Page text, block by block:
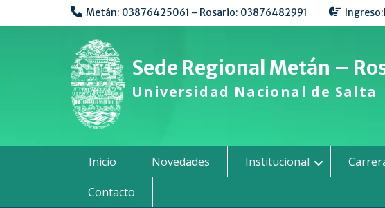
Metán: 03876425061 - Rosario: 03876482991 Ingreso:
Sede Regional Metán –
Universidad Nacional de Salta
Inicio Novedades Institucional
Contacto